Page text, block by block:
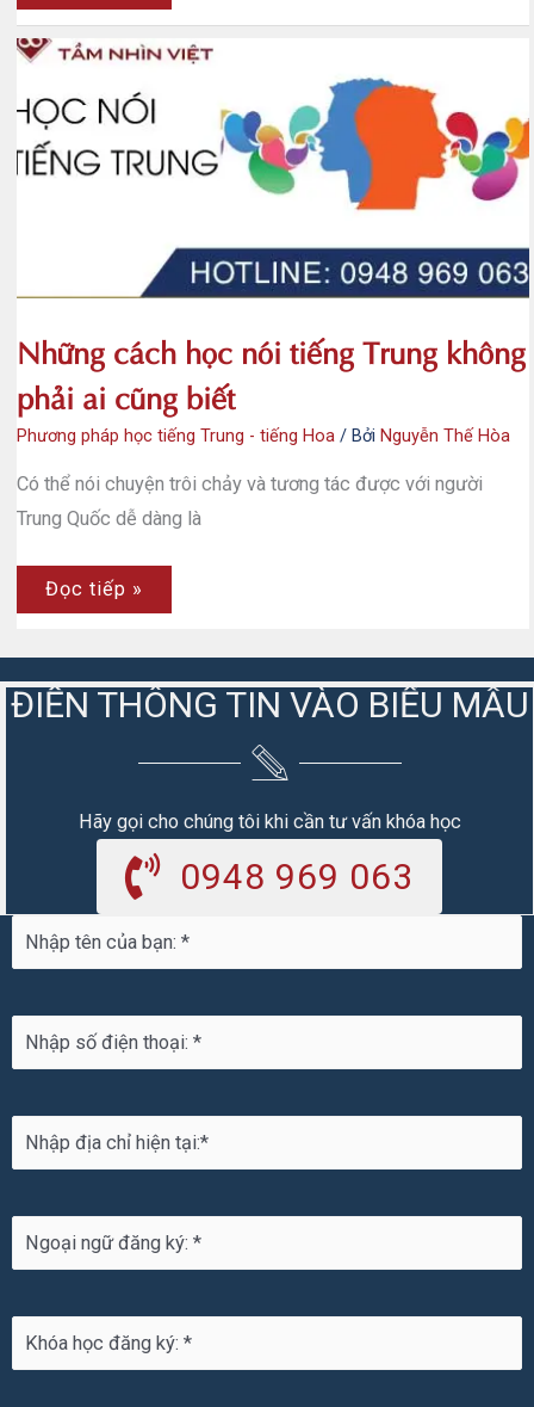
pháp
học
tiếng
tại
nhà
–
Trung
tâm
Những cách học nói tiếng Trung không
phải ai cũng biết
Phương pháp học tiếng Trung - tiếng Hoa/ Bởi Nguyễn Thế Hòa
Có thể nói chuyện trôi chảy và tương tác được với người
Trung Quốc dễ dàng là
Những
cách
tiếng
Trung
không
phải
Đọc tiếp »
ĐIỀN THÔNG TIN VÀO BIỂU MẪU
Hãy gọi cho chúng tôi khi cần tư vấn khóa học
0948 969 063